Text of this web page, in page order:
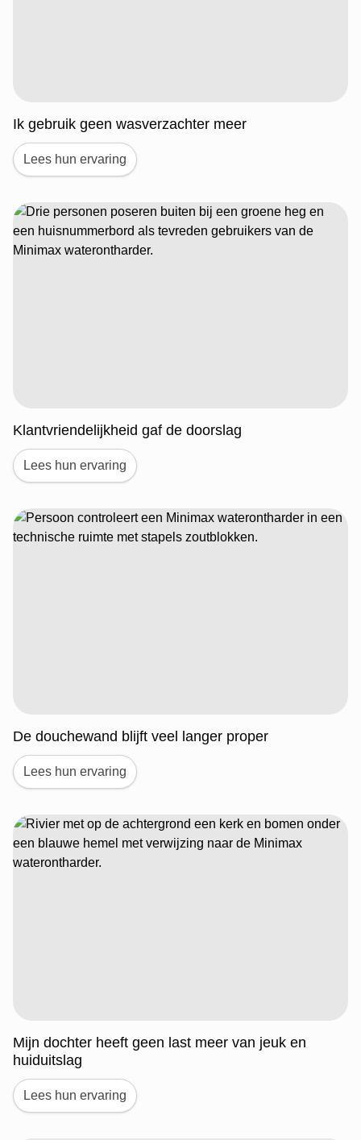
Ik gebruik geen wasverzachter meer
Lees hun ervaring
Klantvriendelijkheid gaf de doorslag
Lees hun ervaring
De douchewand blijft veel langer proper
Lees hun ervaring
Mijn dochter heeft geen last meer van jeuk en
huiduitslag
Lees hun ervaring